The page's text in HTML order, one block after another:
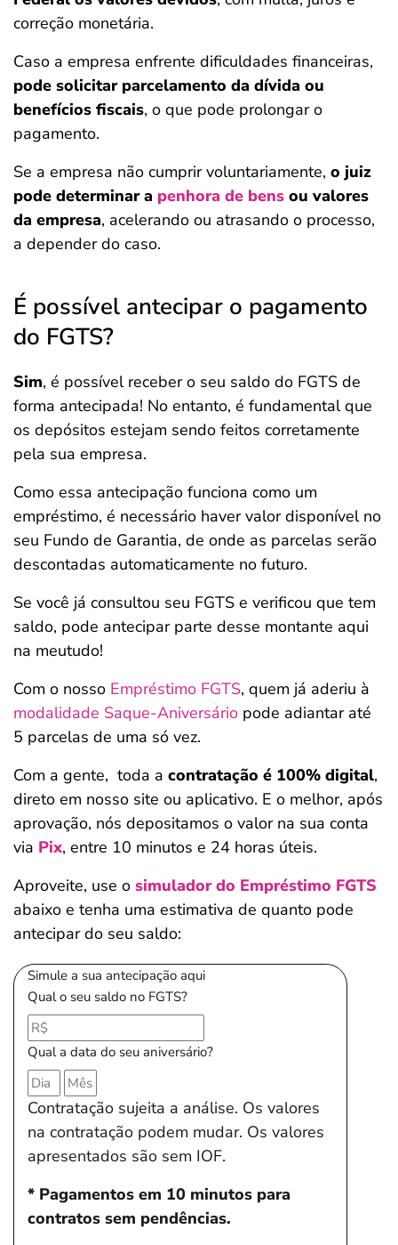
correção monetária.
Caso a empresa enfrente dificuldades financeiras,
pode solicitar parcelamento da dívida ou
benefícios fiscais, o que pode prolongar o
pagamento.
Se a empresa não cumprir voluntariamente, o juiz
pode determinar a penhora de bens ou valores
da empresa, acelerando ou atrasando o processo,
a depender do caso.
É possível antecipar o pagamento
do FGTS?
Sim, é possível receber o seu saldo do FGTS de
forma antecipada! No entanto, é fundamental que
os depósitos estejam sendo feitos corretamente
pela sua empresa.
Como essa antecipação funciona como um
empréstimo, é necessário haver valor disponível no
seu Fundo de Garantia, de onde as parcelas serão
descontadas automaticamente no futuro.
Se você já consultou seu FGTS e verificou que tem
saldo, pode antecipar parte desse montante aqui
na meutudo!
Com o nosso Empréstimo FGTS, quem já aderiu à
modalidade Saque-Aniversário pode adiantar até
5 parcelas de uma só vez.
Com a gente, toda a contratação é 100% digital,
direto em nosso site ou aplicativo. E o melhor, após
aprovação, nós depositamos o valor na sua conta
via Pix, entre 10 minutos e 24 horas úteis.
Aproveite, use o simulador do Empréstimo FGTS
abaixo e tenha uma estimativa de quanto pode
antecipar do seu saldo:
Simule a sua antecipação aqui
Qual o seu saldo no FGTS?
Qual a data do seu aniversário?
Contratação sujeita a análise. Os valores
na contratação podem mudar. Os valores
apresentados são sem IOF.
* Pagamentos em 10 minutos para
contratos sem pendências.